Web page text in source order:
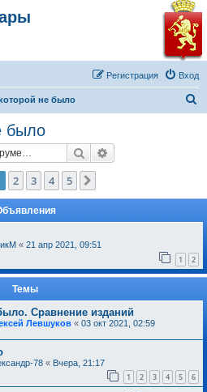
Вход
Регистрация
не было
было
Поиск
2 3 4 5
« 21 апр 2021, 09:51
1 2
Темы
Сравнение изданий
Левшуков « 03 окт 2021, 02:59
78 « Вчера, 21:17
1 2 3 4 5 6